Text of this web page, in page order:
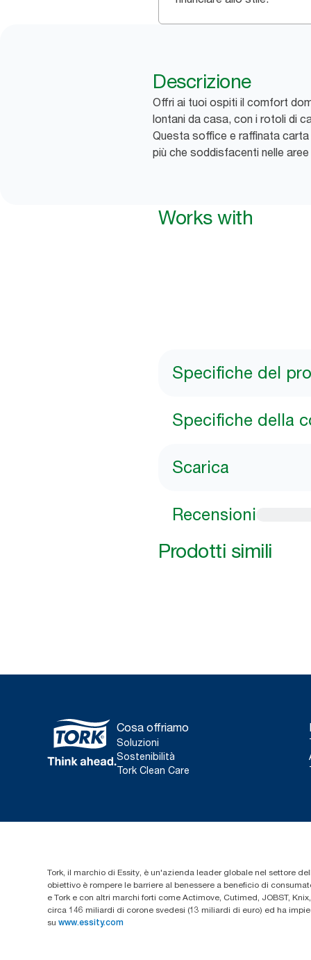
Descrizione
Offri ai tuoi ospiti il comfort
lontani da casa, con i rotoli di
Questa soffice e raffinata
più che soddisfacenti nelle
Works with
Specifiche del
Specifiche della
Scarica
Recensioni
Prodotti simili
Cosa offriamo
Soluzioni
Sostenibilità
Tork Clean Care
Tork, il marchio di Essity, è un'azienda leader globale nel settore
obiettivo è rompere le barriere al benessere a beneficio di
e Tork e con altri marchi forti come Actimove, Cutimed, JOBST,
circa 146 miliardi di corone svedesi (13 miliardi di euro) ed ha
su www.essity.com